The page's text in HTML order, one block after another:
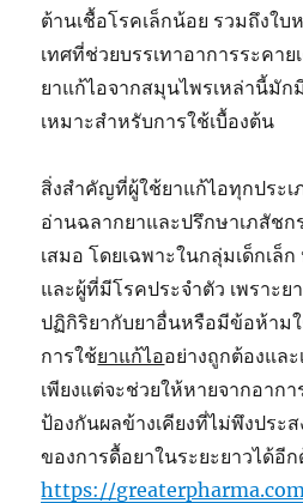
ต้านเชื้อโรคเล็กน้อย รวมถึงใ
เทศที่ช่วยบรรเทาอาการระคาย
ยาแก้ไอจากสมุนไพรเหล่านี้มั
เหมาะสำหรับการใช้เบื้องต้น
สิ่งสำคัญที่ผู้ใช้ยาแก้ไอทุกประ
อ่านฉลากยาและปรึกษาเภสัช
เสมอ โดยเฉพาะในกลุ่มเด็กเล็
และผู้ที่มีโรคประจำตัว เพราะ
ปฏิกิริยากับยาอื่นหรือมีข้อห้าม
การใช้ยาแก้ไออย่างถูกต้องแล
เพียงแต่จะช่วยให้หายจากอาก
ป้องกันผลข้างเคียงที่ไม่พึงประ
ของการดื้อยาในระยะยาวได้อีก
https://